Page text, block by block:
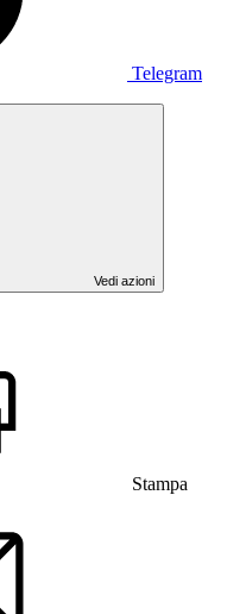
Telegram
Vedi azioni
Stampa